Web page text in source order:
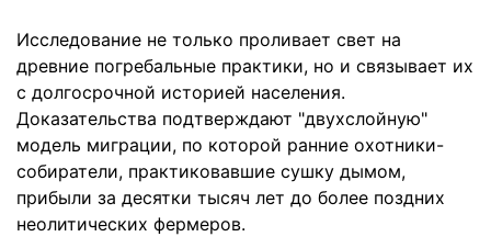
Исследование не только проливает свет на
древние погребальные практики, но и связывает их
с долгосрочной историей населения.
Доказательства подтверждают "двухслойную"
модель миграции, по которой ранние охотники-
собиратели, практиковавшие сушку дымом,
прибыли за десятки тысяч лет до более поздних
неолитических фермеров.